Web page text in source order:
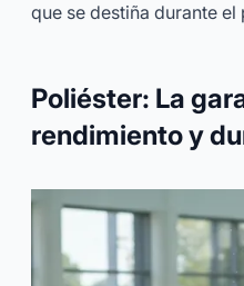
que se destiña durante
Poliéster: La
rendimiento y